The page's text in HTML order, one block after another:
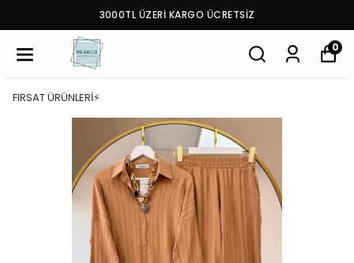
3000TL ÜZERİ KARGO ÜCRETSİZ
0
FIRSAT ÜRÜNLERİ⚡